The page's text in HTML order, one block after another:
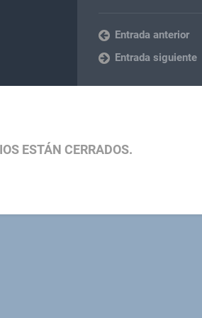
Entrada anterior
Entrada siguiente
ESTÁN CERRADOS.